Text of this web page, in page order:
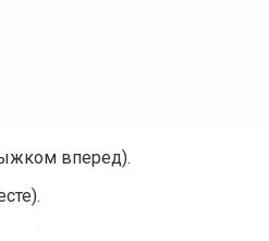
вперед).